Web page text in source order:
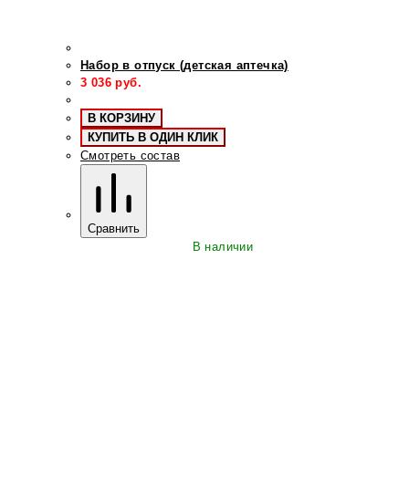
Набор в отпуск (детская аптечка)
3 036 руб.
В КОРЗИНУ
КУПИТЬ В ОДИН КЛИК
Смотреть состав
Сравнить
В наличии